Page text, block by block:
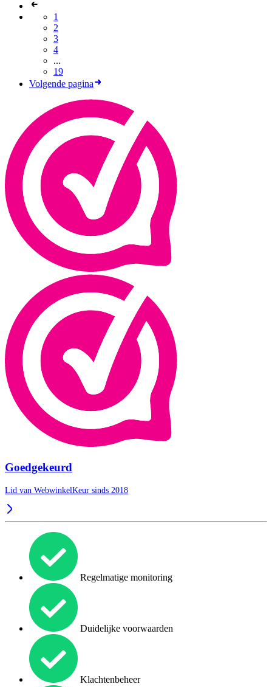
1
2
3
4
...
19
Volgende pagina
Goedgekeurd
Lid van WebwinkelKeur sinds 2018
Regelmatige monitoring
Duidelijke voorwaarden
Klachtenbeheer